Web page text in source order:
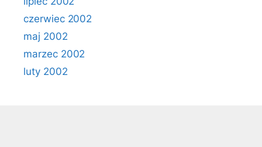
czerwiec 2002
maj 2002
marzec 2002
luty 2002